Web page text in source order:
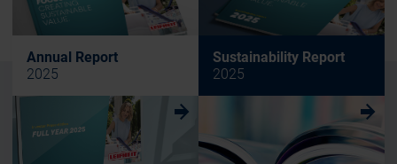
Annual Report
2025
Sustainability Report
2025
w w